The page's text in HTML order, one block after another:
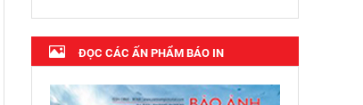
ĐỌC CÁC ẤN PHẨM BÁO IN